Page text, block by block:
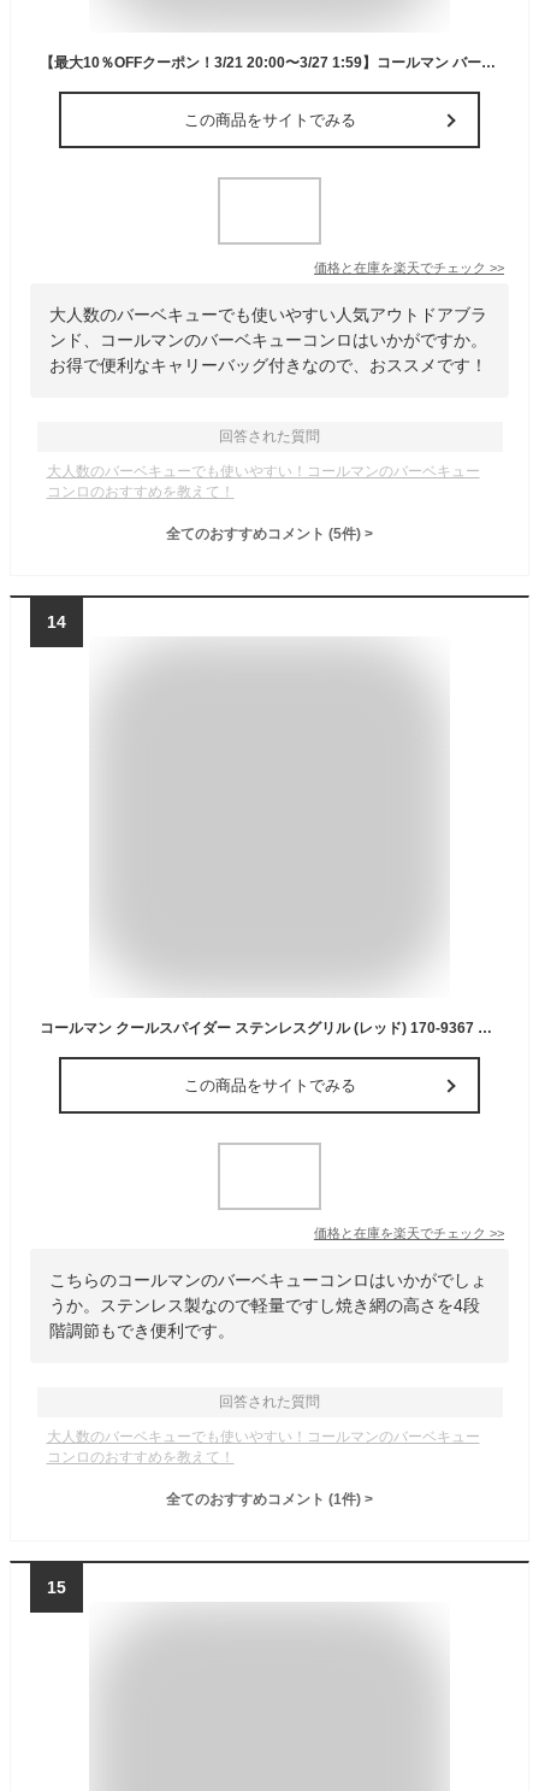
【最大10％OFFクーポン！3/21 20:00〜3/27 1:59】コールマン バーベキューコンロ セット クールスパイダープロ/L レッド + BBQキャリーバックL ブラック 2000010394 + VP160509E02 Coleman
この商品をサイトでみる
価格と在庫を楽天でチェック >>
大人数のバーベキューでも使いやすい人気アウトドアブラ
ンド、コールマンのバーベキューコンロはいかがですか。
お得で便利なキャリーバッグ付きなので、おススメです！
回答された質問
大人数のバーベキューでも使いやすい！コールマンのバーベキュー
コンロのおすすめを教えて！
全てのおすすめコメント (5件) >
14
コールマン クールスパイダー ステンレスグリル (レッド) 170-9367 コールマン coleman アウトドア キャンプ 用品 オートキャンプ 用品 オートキャンプ バーベキュー 焚き火台 焚火台 たき火台 BBQ 関連品 備長炭 炭 キャンプ用品 バーベキュー コンロ 炭焼き 焼肉 BBQコンロ
この商品をサイトでみる
価格と在庫を楽天でチェック >>
こちらのコールマンのバーベキューコンロはいかがでしょ
うか。ステンレス製なので軽量ですし焼き網の高さを4段
階調節もでき便利です。
回答された質問
大人数のバーベキューでも使いやすい！コールマンのバーベキュー
コンロのおすすめを教えて！
全てのおすすめコメント (1件) >
15